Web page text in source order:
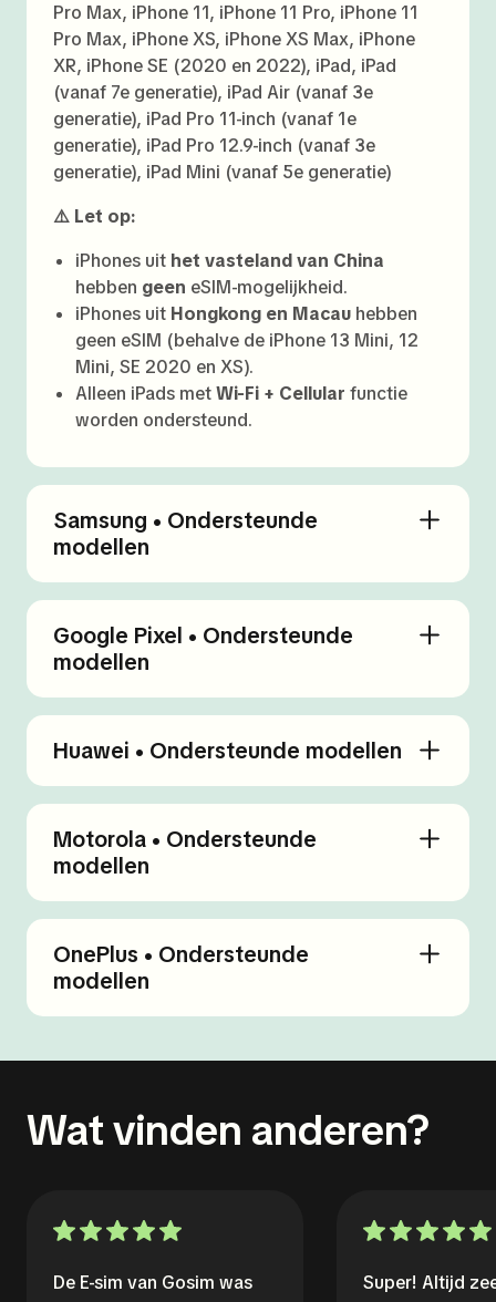
Pro Max, iPhone 11, iPhone 11 Pro, iPhone 11
Pro Max, iPhone XS, iPhone XS Max, iPhone
XR, iPhone SE (2020 en 2022), iPad, iPad
(vanaf 7e generatie), iPad Air (vanaf 3e
generatie), iPad Pro 11-inch (vanaf 1e
generatie), iPad Pro 12.9-inch (vanaf 3e
generatie), iPad Mini (vanaf 5e generatie)
⚠️ Let op:
iPhones uit het vasteland van China
hebben geen eSIM-mogelijkheid.
iPhones uit Hongkong en Macau hebben
geen eSIM (behalve de iPhone 13 Mini, 12
Mini, SE 2020 en XS).
Alleen iPads metWi-Fi + Cellular functie
worden ondersteund.
Samsung • Ondersteunde
modellen
Google Pixel • Ondersteunde
modellen
Huawei • Ondersteunde modellen
Motorola • Ondersteunde
modellen
OnePlus • Ondersteunde
modellen
Wat vinden anderen?
De E-sim van Gosim was
Super! Altijd